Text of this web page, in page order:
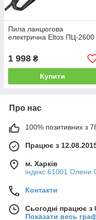
Пила ланцюгова
електрична Eltos ПЦ-2600
1 998 ₴
Купити
Про нас
100% позитивних з 78
Працює з
м. Харків
індекс 61001 Олени
Контакти
Сьогодні працює з
Показати весь